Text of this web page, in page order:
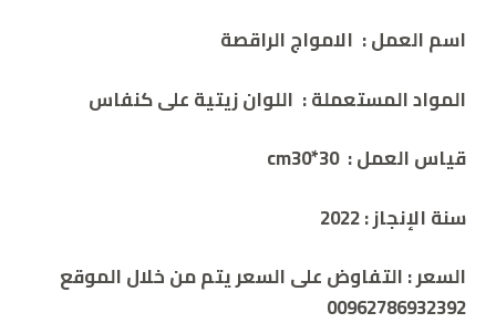
اسم العمل : الامواج الراقصة
المواد المستعملة : اللوان زيتية على كنفاس
قياس العمل : 30*cm30
سنة الإنجاز :2022
السعر :التفاوض على السعر يتم من خلال الموقع
00962786932392